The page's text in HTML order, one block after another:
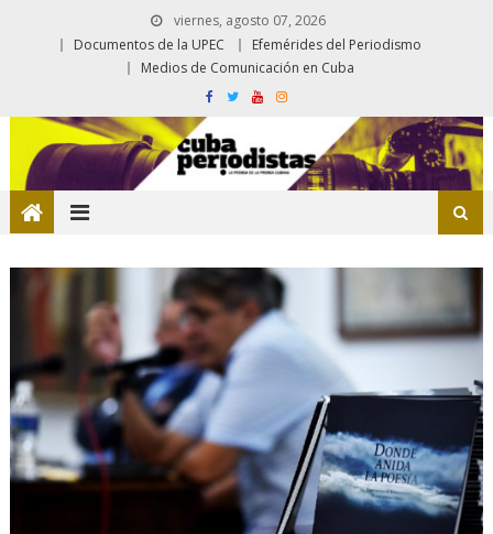
viernes, agosto 07, 2026
Documentos de la UPEC
Efemérides del Periodismo
Medios de Comunicación en Cuba